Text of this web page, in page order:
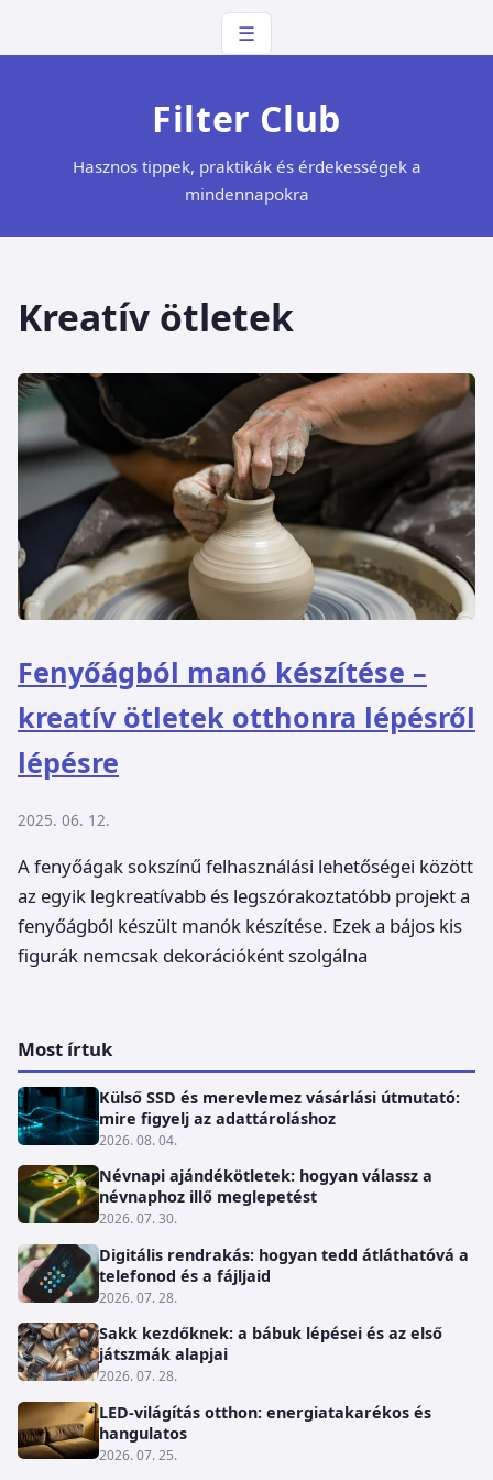
☰
Filter Club
Hasznos tippek, praktikák és érdekességek a
mindennapokra
Kreatív ötletek
Fenyőágból manó készítése –
kreatív ötletek otthonra lépésről
lépésre
2025. 06. 12.
A fenyőágak sokszínű felhasználási lehetőségei között
az egyik legkreatívabb és legszórakoztatóbb projekt a
fenyőágból készült manók készítése. Ezek a bájos kis
figurák nemcsak dekorációként szolgálna
Most írtuk
Külső SSD és merevlemez vásárlási útmutató:
mire figyelj az adattároláshoz
2026. 08. 04.
Névnapi ajándékötletek: hogyan válassz a
névnaphoz illő meglepetést
2026. 07. 30.
Digitális rendrakás: hogyan tedd átláthatóvá a
telefonod és a fájljaid
2026. 07. 28.
Sakk kezdőknek: a bábuk lépései és az első
játszmák alapjai
2026. 07. 28.
LED-világítás otthon: energiatakarékos és
hangulatos
2026. 07. 25.